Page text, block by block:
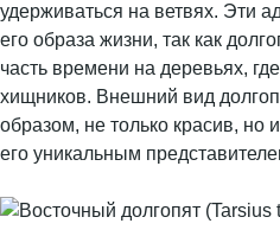
удерживаться на ветвях. Эти
его образа жизни, так как
часть времени на деревьях,
хищников. Внешний вид
образом, не только красив, но
его уникальным